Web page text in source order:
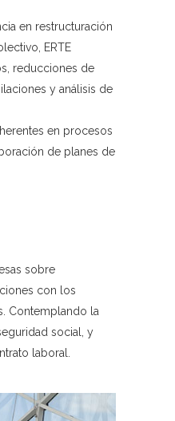
en restructuración
ERTE
reducciones de
y análisis de
en procesos
de planes de
sobre
con los
Contemplando la
social, y
laboral.